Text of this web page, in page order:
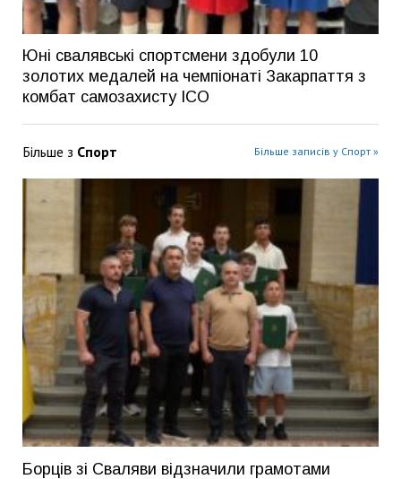
Юні свалявські спортсмени здобули 10
золотих медалей на чемпіонаті Закарпаття з
комбат самозахисту ІСО
Більше з Спорт Більше записів у Спорт »
Борців зі Сваляви відзначили грамотами